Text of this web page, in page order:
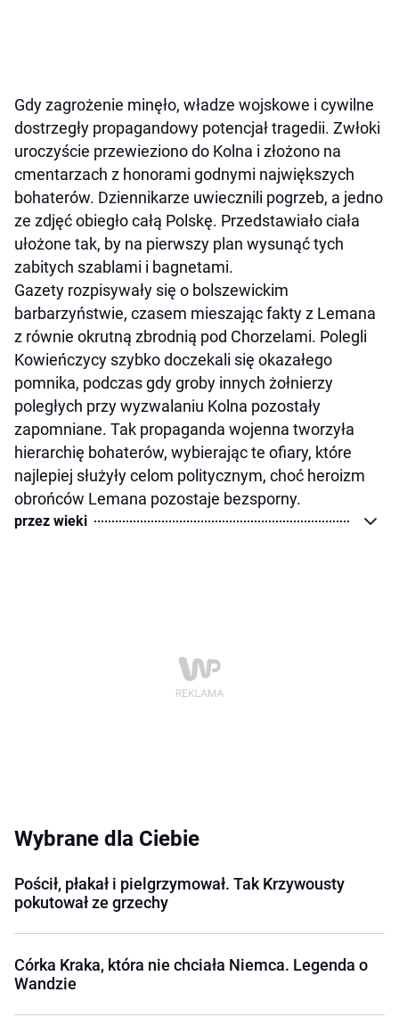
Gdy zagrożenie minęło, władze wojskowe i cywilne
dostrzegły propagandowy potencjał tragedii. Zwłoki
uroczyście przewieziono do Kolna i złożono na
cmentarzach z honorami godnymi największych
bohaterów. Dziennikarze uwiecznili pogrzeb, a jedno
ze zdjęć obiegło całą Polskę. Przedstawiało ciała
ułożone tak, by na pierwszy plan wysunąć tych
zabitych szablami i bagnetami.
Gazety rozpisywały się o bolszewickim
barbarzyństwie, czasem mieszając fakty z Lemana
z równie okrutną zbrodnią pod Chorzelami. Polegli
Kowieńczycy szybko doczekali się okazałego
pomnika, podczas gdy groby innych żołnierzy
poległych przy wyzwalaniu Kolna pozostały
zapomniane. Tak propaganda wojenna tworzyła
hierarchię bohaterów, wybierając te ofiary, które
najlepiej służyły celom politycznym, choć heroizm
obrońców Lemana pozostaje bezsporny.
przez wieki
Wybrane dla Ciebie
Pościł, płakał i pielgrzymował. Tak Krzywousty
pokutował ze grzechy
Córka Kraka, która nie chciała Niemca. Legenda o
Wandzie